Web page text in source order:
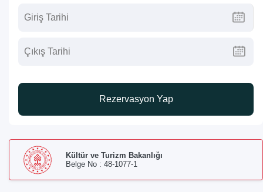
Rezervasyon Yap
Kültür ve Turizm Bakanlığı
Belge No : 48-1077-1